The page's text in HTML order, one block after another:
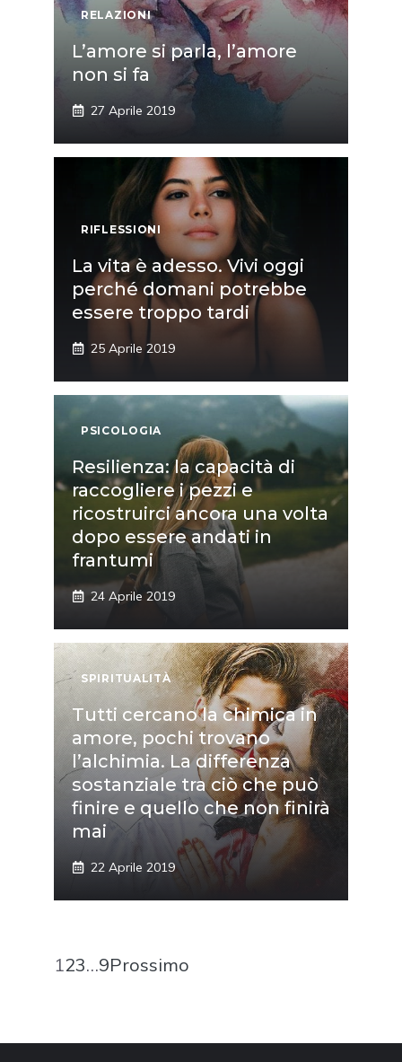
RELAZIONI
L’amore si parla, l’amore
non si fa
27 Aprile 2019
RIFLESSIONI
La vita è adesso. Vivi oggi
perché domani potrebbe
essere troppo tardi
25 Aprile 2019
PSICOLOGIA
Resilienza: la capacità di
raccogliere i pezzi e
ricostruirci ancora una volta
dopo essere andati in
frantumi
24 Aprile 2019
SPIRITUALITÀ
Tutti cercano la chimica in
amore, pochi trovano
l’alchimia. La differenza
sostanziale tra ciò che può
finire e quello che non finirà
mai
22 Aprile 2019
123…9Prossimo